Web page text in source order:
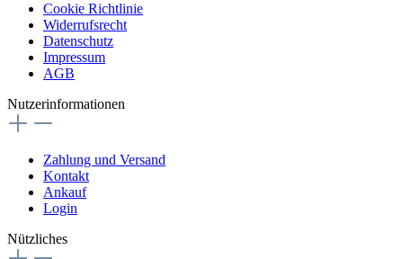
Cookie Richtlinie
Widerrufsrecht
Datenschutz
Impressum
AGB
Nutzerinformationen
Zahlung und Versand
Kontakt
Ankauf
Login
Nützliches